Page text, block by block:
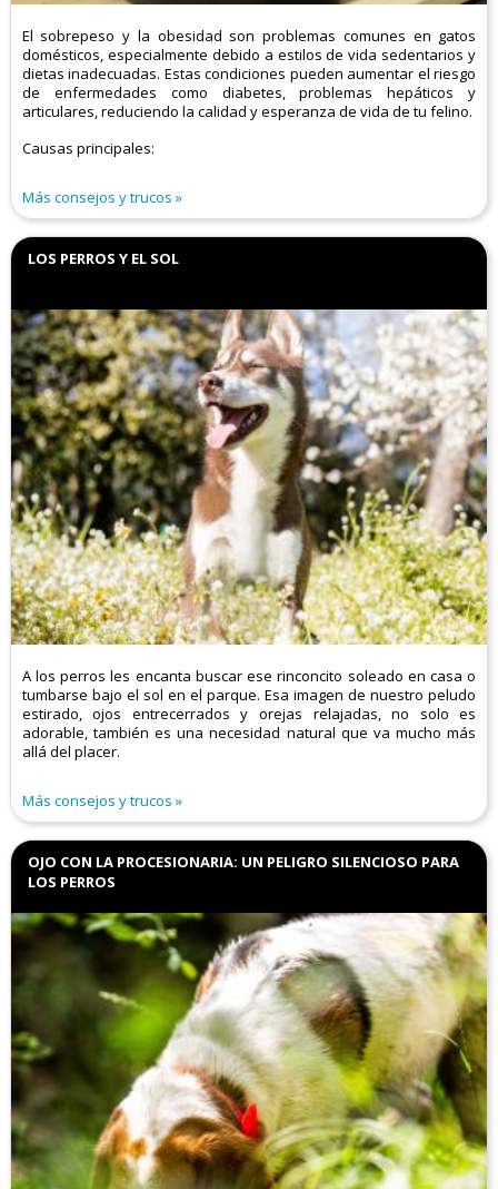
El sobrepeso y la obesidad son problemas comunes en gatos
domésticos, especialmente debido a estilos de vida sedentarios y
dietas inadecuadas. Estas condiciones pueden aumentar el riesgo
de enfermedades como diabetes, problemas hepáticos y
articulares, reduciendo la calidad y esperanza de vida de tu felino.​
Causas principales:
Más consejos y trucos
LOS PERROS Y EL SOL
A los perros les encanta buscar ese rinconcito soleado en casa o
tumbarse bajo el sol en el parque. Esa imagen de nuestro peludo
estirado, ojos entrecerrados y orejas relajadas, no solo es
adorable, también es una necesidad natural que va mucho más
allá del placer.
Más consejos y trucos
OJO CON LA PROCESIONARIA: UN PELIGRO SILENCIOSO PARA
LOS PERROS